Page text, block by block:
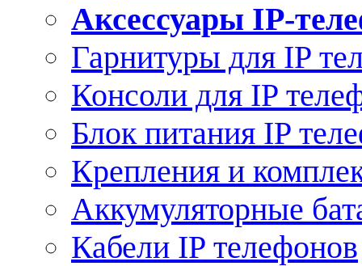
Аксессуары IP-
Гарнитуры для IP
Консоли для IP
Блок питания IP
Крепления и
Аккумуляторные
Кабели IP телефонов